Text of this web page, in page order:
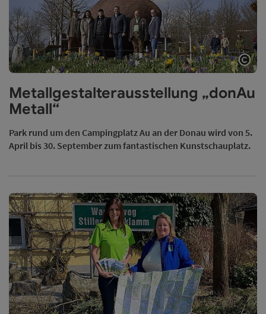
Metallgestalterausstellung „donAu
Metall“
Park rund um den Campingplatz Au an der Donau wird von 5.
April bis 30. September zum fantastischen Kunstschauplatz.